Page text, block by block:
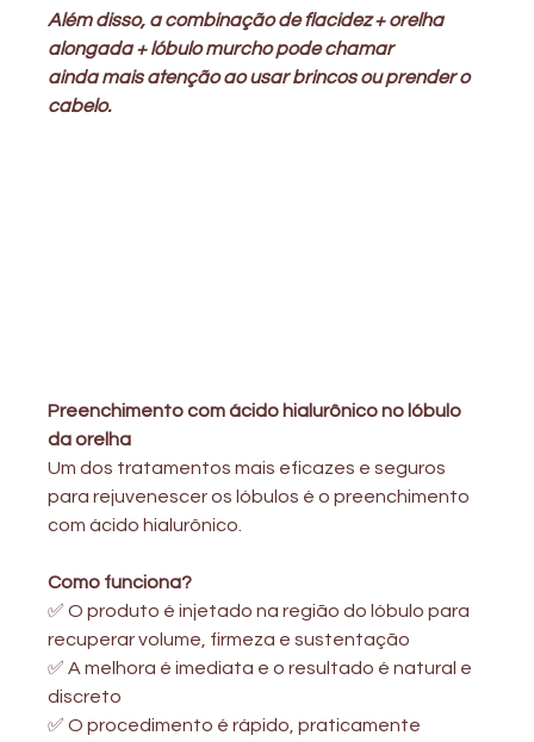
Além disso, a combinação de flacidez + orelha
alongada + lóbulo murcho pode chamar
ainda mais atenção ao usar brincos ou prender o
cabelo.
Preenchimento com ácido hialurônico no lóbulo
da orelha
Um dos tratamentos mais eficazes e seguros
para rejuvenescer os lóbulos é o preenchimento
com ácido hialurônico.
Como funciona?
✅ O produto é injetado na região do lóbulo para
recuperar volume, firmeza e sustentação
✅ A melhora é imediata e o resultado é natural e
discreto
✅ O procedimento é rápido, praticamente